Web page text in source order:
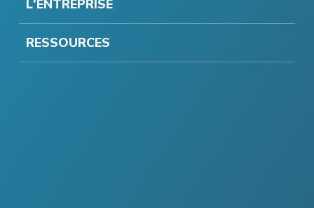
L'ENTREPRISE
RESSOURCES